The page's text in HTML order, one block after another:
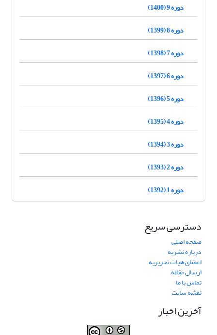
دوره 9 (1400)
دوره 8 (1399)
دوره 7 (1398)
دوره 6 (1397)
دوره 5 (1396)
دوره 4 (1395)
دوره 3 (1394)
دوره 2 (1393)
دوره 1 (1392)
دسترسی سریع
صفحه اصلی
درباره نشریه
اعضای هیات تحریریه
ارسال مقاله
تماس با ما
نقشه سایت
آخرین اخبار